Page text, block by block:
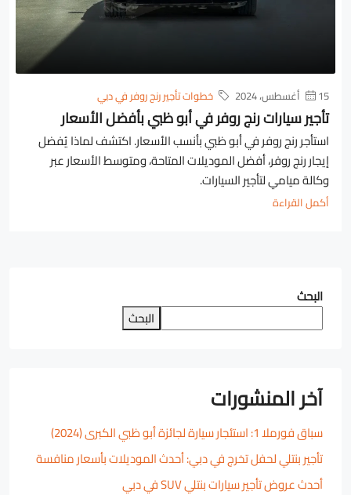
15 أغسطس، 2024 خطوات تأجير رنج روفر في دبي
تأجير سيارات رنج روفر في أبو ظبي بأفضل الأسعار
استأجر رنج روفر في أبو ظبي بأنسب الأسعار. اكتشف لماذا يُفضل
إيجار رنج روفر، أفضل الموديلات المتاحة، ومتوسط الأسعار عبر
وكالة ميامي لتأجير السيارات.
أكمل القراءة
البحث
البحث
آخر المنشورات
سباق فورملا 1: استئجار سيارة لجائزة أبو ظبي الكبرى (2024)
تأجير بنتلي لحفل تخرج في دبي: أحدث الموديلات بأسعار منافسة
أحدث عروض تأجير سيارات بنتلي SUV في دبي